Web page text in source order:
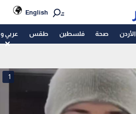
English
الأردن صحة فلسطين طقس عربي
1